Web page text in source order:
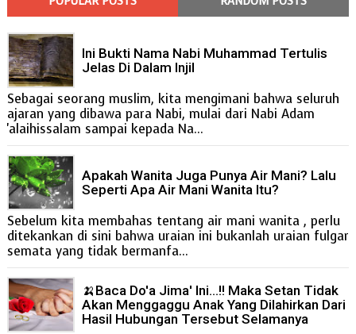
Ini Bukti Nama Nabi Muhammad Tertulis
Jelas Di Dalam Injil
Sebagai seorang muslim, kita mengimani bahwa seluruh
ajaran yang dibawa para Nabi, mulai dari Nabi Adam
'alaihissalam sampai kepada Na...
Apakah Wanita Juga Punya Air Mani? Lalu
Seperti Apa Air Mani Wanita Itu?
Sebelum kita membahas tentang air mani wanita , perlu
ditekankan di sini bahwa uraian ini bukanlah uraian fulgar
semata yang tidak bermanfa...
🍌Baca Do'a Jima' Ini...!! Maka Setan Tidak
Akan Menggaggu Anak Yang Dilahirkan Dari
Hasil Hubungan Tersebut Selamanya